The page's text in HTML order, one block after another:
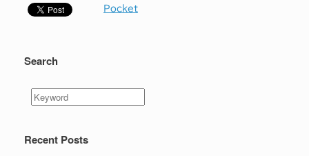
Pocket
Search
Recent Posts